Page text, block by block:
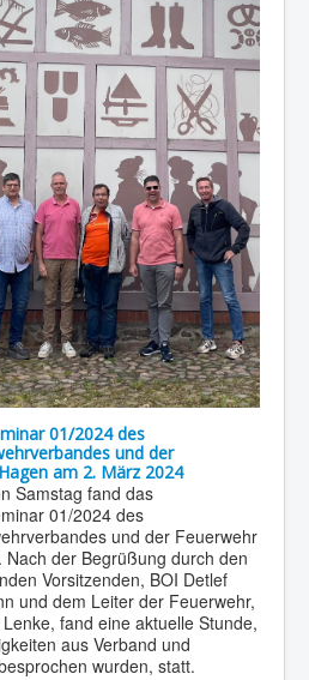
01/2024 des
und der
am 2. März 2024
Samstag fand das
01/2024 des
und der Feuerwehr
Nach der Begrüßung durch den
Vorsitzenden, BOI Detlef
und dem Leiter der Feuerwehr,
Lenke, fand eine aktuelle Stunde,
aus Verband und
wurden, statt.